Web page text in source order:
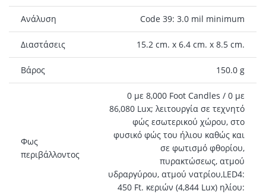
Ανάλυση Code 39: 3.0 mil minimum
Διαστάσεις 15.2 cm. x 6.4 cm. x 8.5 cm.
Βάρος 150.0 g
Φως
περιβάλλοντος
0 με 8,000 Foot Candles / 0 με
86,080 Lux; λειτουργία σε τεχνητό
φώς εσωτερικού χώρου, στο
φυσικό φώς του ήλιου καθώς και
σε φωτισμό φθορίου,
πυρακτώσεως, ατμού
υδραργύρου, ατμού νατρίου,LED4:
450 Ft. κεριών (4,844 Lux) ηλίου: